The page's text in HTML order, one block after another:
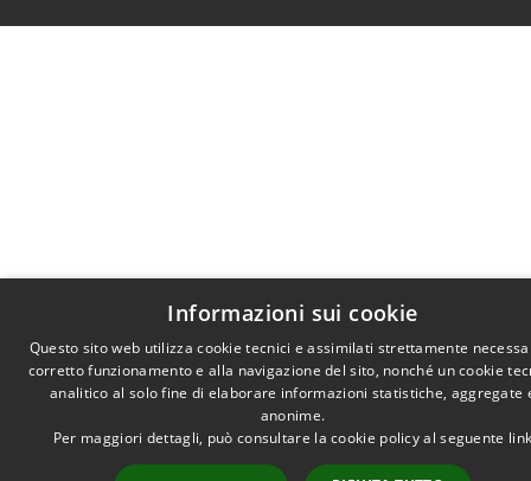
Informazioni sui cookie
Questo sito web utilizza cookie tecnici e assimilati strettamente
corretto funzionamento e alla navigazione del sito, nonché un cookie
analitico al solo fine di elaborare informazioni statistiche, aggregate
anonime.
Per maggiori dettagli, può consultare la cookie policy al seguente